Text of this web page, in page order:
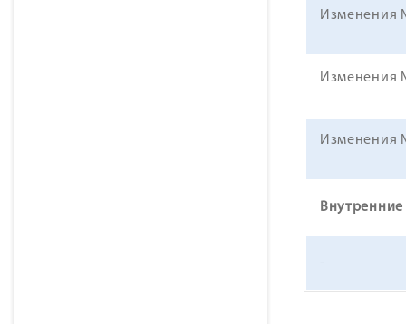
Изменения
Изменения
Изменения
-